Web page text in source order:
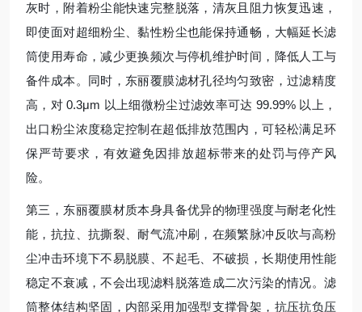
灰时，附着粉尘能快速完整脱落，清灰且阻力恢复迅速，
即使面对超细粉尘、黏性粉尘也能保持通畅，大幅延长滤
筒使用寿命，减少更换频次与停机维护时间，降低人工与
备件成本。同时，东丽覆膜滤材孔径均匀致密，过滤精度
高，对 0.3μm 以上细微粉尘过滤效率可达 99.99% 以上，
出口粉尘浓度稳定控制在超低排放范围内，可轻松满足环
保严苛要求，有效避免因排放超标带来的处罚与停产风
险。
第三，东丽覆膜材质本身具备优异的物理强度与耐老化性
能，抗拉、抗撕裂、耐气流冲刷，在频繁脉冲反吹与高粉
尘冲击环境下不易脱膜、不起毛、不破损，长期使用性能
稳定不衰减，不会出现滤料脱落造成二次污染的情况。滤
筒整体结构坚固，内部采用加强型支撑骨架，抗压抗负压